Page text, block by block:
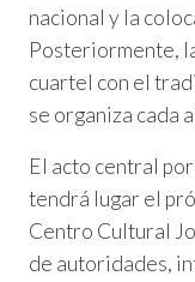
nacional y la
Posteriormente,
cuartel con el
se organiza cada
El acto central
tendrá lugar el
Centro Cultural
de autoridades,